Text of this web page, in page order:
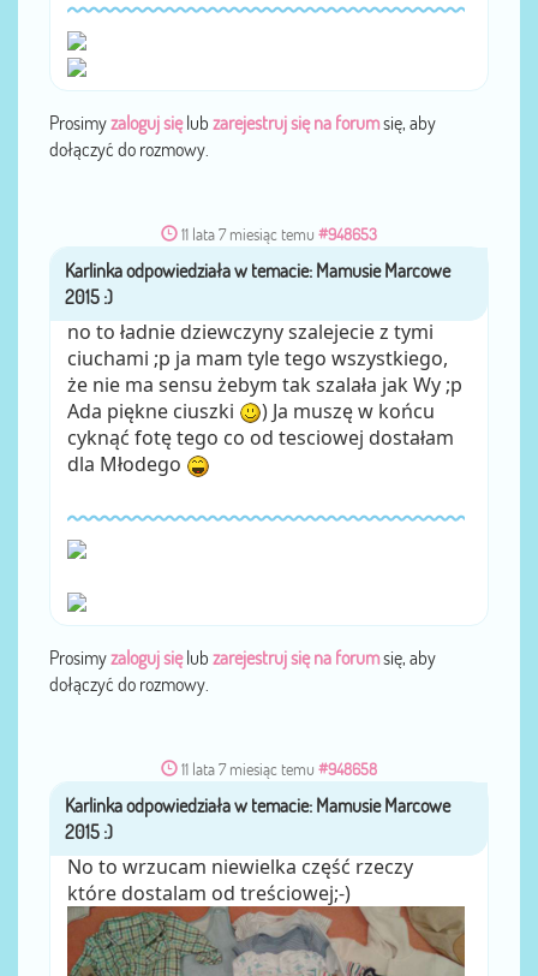
Prosimyzaloguj sięlub zarejestruj się na forumsię, aby
dołączyć do rozmowy.
11 lata 7 miesiąc temu #948653
przez Karlinka
no to ładnie dziewczyny szalejecie z tymi
ciuchami ;p ja mam tyle tego wszystkiego,
że nie ma sensu żebym tak szalała jak Wy ;p
Ada piękne ciuszki
) Ja muszę w końcu
cyknąć fotę tego co od tesciowej dostałam
dla Młodego
Prosimyzaloguj sięlub zarejestruj się na forumsię, aby
dołączyć do rozmowy.
11 lata 7 miesiąc temu #948658
przez Karlinka
No to wrzucam niewielka część rzeczy
które dostalam od treściowej;-)